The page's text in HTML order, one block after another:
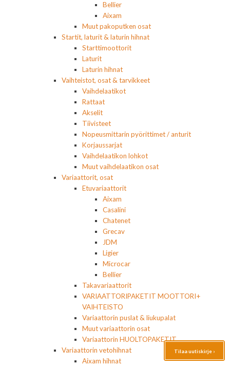
Bellier
Aixam
Muut pakoputken osat
Startit, laturit & laturin hihnat
Starttimoottorit
Laturit
Laturin hihnat
Vaihteistot, osat & tarvikkeet
Vaihdelaatikot
Rattaat
Akselit
Tiivisteet
Nopeusmittarin pyörittimet / anturit
Korjaussarjat
Vaihdelaatikon lohkot
Muut vaihdelaatikon osat
Variaattorit, osat
Etuvariaattorit
Aixam
Casalini
Chatenet
Grecav
JDM
Ligier
Microcar
Bellier
Takavariaattorit
VARIAATTORIPAKETIT MOOTTORI+
VAIHTEISTO
Variaattorin puslat & liukupalat
Muut variaattorin osat
Variaattorin HUOLTOPAKETIT
Variaattorin vetohihnat
Aixam hihnat
Tilaa uutiskirje ›